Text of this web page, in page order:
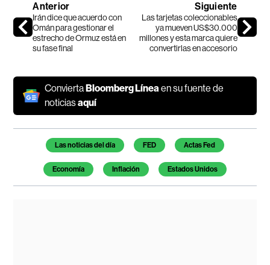
Anterior
Irán dice que acuerdo con
Omán para gestionar el
estrecho de Ormuz está en
su fase final
Siguiente
Las tarjetas coleccionables
ya mueven US$30.000
millones y esta marca quiere
convertirlas en accesorio
ConviertaBloomberg Líneaen su fuente de
noticiasaquí
Temas de este artículo
Las noticias del día FED Actas Fed
Economía Inflación Estados Unidos